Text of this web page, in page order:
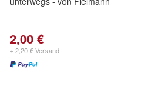
2,00 €
+ 2,20 € Versand